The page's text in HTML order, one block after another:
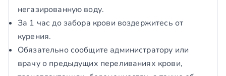
негазированную воду.
За 1 час до забора крови воздержитесь от
курения.
Обязательно сообщите администратору или
врачу о предыдущих переливаниях крови,